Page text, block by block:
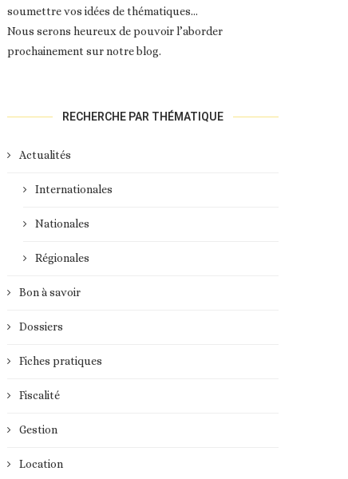
soumettre vos idées de thématiques…
Nous serons heureux de pouvoir l’aborder
prochainement sur notre blog.
RECHERCHE PAR THÉMATIQUE
Actualités
Internationales
Nationales
Régionales
Bon à savoir
Dossiers
Fiches pratiques
Fiscalité
Gestion
Location